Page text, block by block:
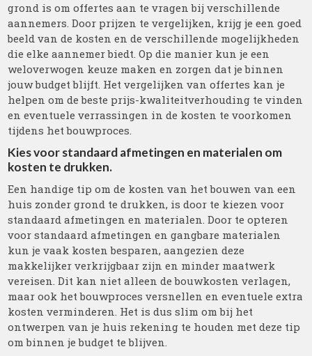
grond is om offertes aan te vragen bij verschillende
aannemers. Door prijzen te vergelijken, krijg je een goed
beeld van de kosten en de verschillende mogelijkheden
die elke aannemer biedt. Op die manier kun je een
weloverwogen keuze maken en zorgen dat je binnen
jouw budget blijft. Het vergelijken van offertes kan je
helpen om de beste prijs-kwaliteitverhouding te vinden
en eventuele verrassingen in de kosten te voorkomen
tijdens het bouwproces.
Kies voor standaard afmetingen en materialen om
kosten te drukken.
Een handige tip om de kosten van het bouwen van een
huis zonder grond te drukken, is door te kiezen voor
standaard afmetingen en materialen. Door te opteren
voor standaard afmetingen en gangbare materialen
kun je vaak kosten besparen, aangezien deze
makkelijker verkrijgbaar zijn en minder maatwerk
vereisen. Dit kan niet alleen de bouwkosten verlagen,
maar ook het bouwproces versnellen en eventuele extra
kosten verminderen. Het is dus slim om bij het
ontwerpen van je huis rekening te houden met deze tip
om binnen je budget te blijven.